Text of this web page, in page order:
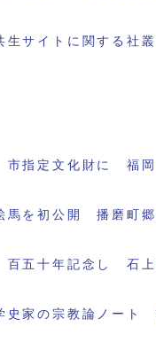
生サイトに関する社
指定文化財に 福岡
を初公開 播磨町郷
五十年記念し 石上
史家の宗教論ノート